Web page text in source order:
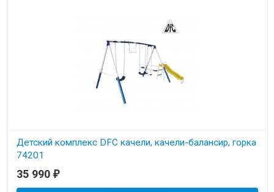
Детский комплекс DFC качели, качели-балансир, горка
74201
В наличии
35 990 ₽